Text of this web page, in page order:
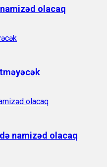
olacaq
namizəd olacaq